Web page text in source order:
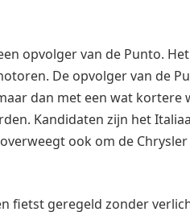
opvolger van de Punto.
De opvolger van de
maar dan met een wat
Kandidaten zijn het
ook om de
fietst geregeld zonder